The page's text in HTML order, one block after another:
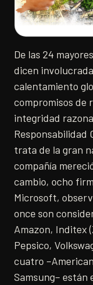
De las 24
dicen
calentamiento
compromisos de
integridad
Responsabilidad
trata de la gran
compañía
cambio, ocho
Microsoft,
once son
Amazon, Inditex
Pepsico,
cuatro
Samsung– están